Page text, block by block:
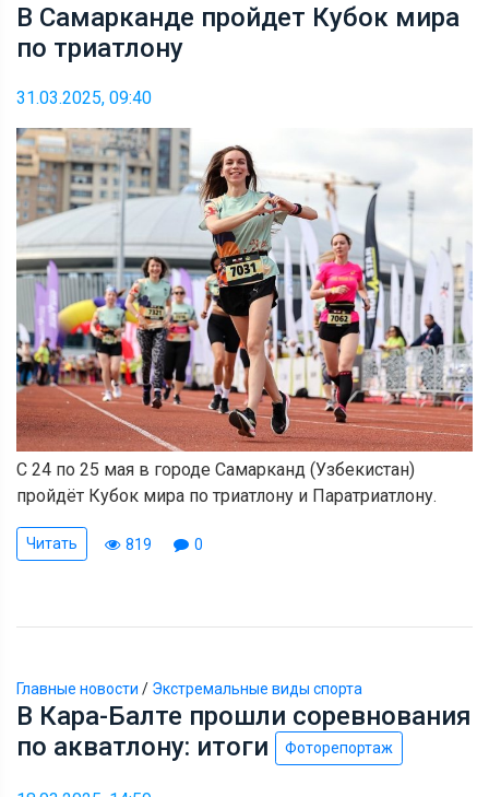
В Самарканде пройдет Кубок мира
по триатлону
31.03.2025, 09:40
С 24 по 25 мая в городе Самарканд (Узбекистан)
пройдёт Кубок мира по триатлону и Паратриатлону.
Читать 819 0
Главные новости / Экстремальные виды спорта
В Кара-Балте прошли соревнования
по акватлону: итоги
Фоторепортаж